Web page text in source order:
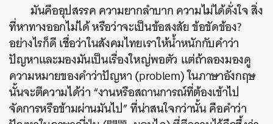
มันคืออุปสรรค ความยากลำบาก ความไม่ได้ดั่งใจ สิ่ง
ที่หาทางออกไม่ได้ หรือว่าจะเป็นข้อสงสัย ข้อขัดข้อง?
อย่างไรก็ดี เชื่อว่าในสังคมไทยเราให้น้ำหนักกับคำว่า
ปัญหาและมองมันเป็นเรื่องใหญ่พอตัว แต่ถ้าลองมองดู
ความหมายของคำว่าปัญหา (problem) ในภาษาอังกฤษ
นั้นจะตีความได้ว่า “งานหรือสถานการณ์ที่ต้องเข้าไป
จัดการหรือข้ามผ่านมันไป” ที่น่าสนใจกว่านั้น คือคำว่า